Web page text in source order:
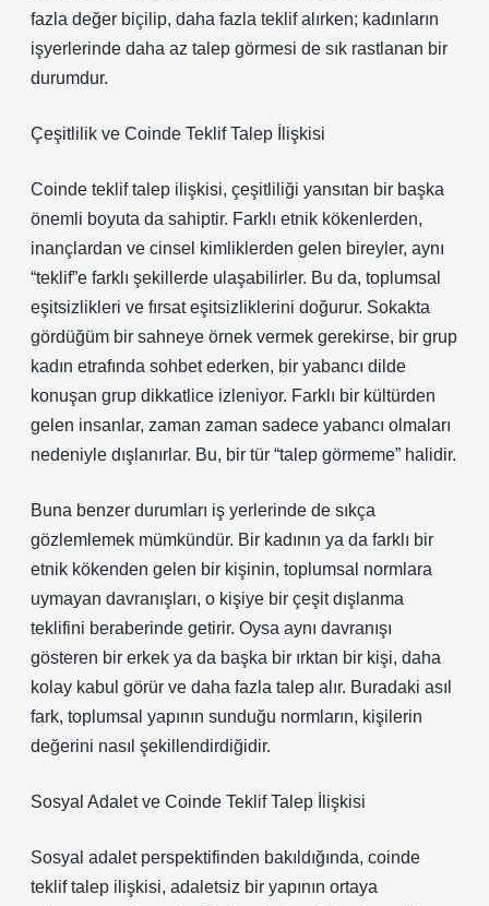
fazla değer biçilip, daha fazla teklif alırken; kadınların
işyerlerinde daha az talep görmesi de sık rastlanan bir
durumdur.
Çeşitlilik ve Coinde Teklif Talep İlişkisi
Coinde teklif talep ilişkisi, çeşitliliği yansıtan bir başka
önemli boyuta da sahiptir. Farklı etnik kökenlerden,
inançlardan ve cinsel kimliklerden gelen bireyler, aynı
“teklif”e farklı şekillerde ulaşabilirler. Bu da, toplumsal
eşitsizlikleri ve fırsat eşitsizliklerini doğurur. Sokakta
gördüğüm bir sahneye örnek vermek gerekirse, bir grup
kadın etrafında sohbet ederken, bir yabancı dilde
konuşan grup dikkatlice izleniyor. Farklı bir kültürden
gelen insanlar, zaman zaman sadece yabancı olmaları
nedeniyle dışlanırlar. Bu, bir tür “talep görmeme” halidir.
Buna benzer durumları iş yerlerinde de sıkça
gözlemlemek mümkündür. Bir kadının ya da farklı bir
etnik kökenden gelen bir kişinin, toplumsal normlara
uymayan davranışları, o kişiye bir çeşit dışlanma
teklifini beraberinde getirir. Oysa aynı davranışı
gösteren bir erkek ya da başka bir ırktan bir kişi, daha
kolay kabul görür ve daha fazla talep alır. Buradaki asıl
fark, toplumsal yapının sunduğu normların, kişilerin
değerini nasıl şekillendirdiğidir.
Sosyal Adalet ve Coinde Teklif Talep İlişkisi
Sosyal adalet perspektifinden bakıldığında, coinde
teklif talep ilişkisi, adaletsiz bir yapının ortaya